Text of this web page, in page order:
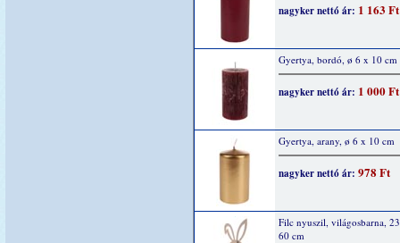
nagyker nettó ár: 1 163 Ft
Gyertya, bordó, ø 6 x 10 cm
nagyker nettó ár: 1 000 Ft
Gyertya, arany, ø 6 x 10 cm
nagyker nettó ár: 978 Ft
Filc nyuszil, világosbarna,
60 cm